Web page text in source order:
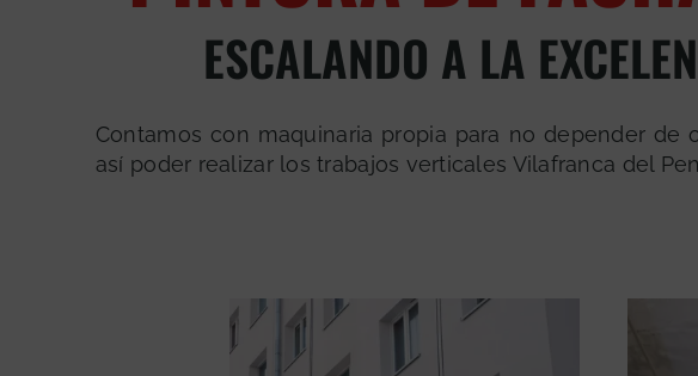
ESCALANDO A LA
Contamos con maquinaria propia para no depender de
así poder realizar los trabajos verticales Vilafranca del